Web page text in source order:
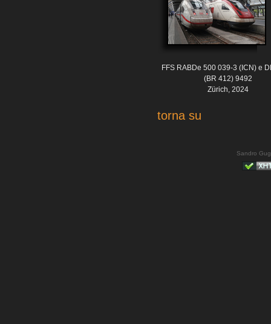
FFS RABDe 500 039-3 (ICN) e
(BR 412) 9492
Zürich, 2024
torna su
Sandro